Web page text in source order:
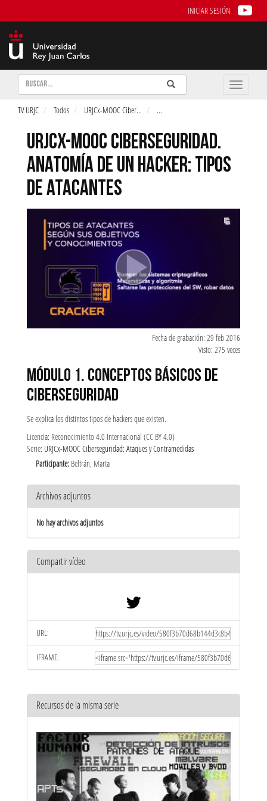
INICIAR SESIÓN
Buscar Enviar
Buscar
Toggle
TV URJC Todos URJCx-MOOC Ciber... ...
URJCX-MOOC CIBERSEGURIDAD.
ANATOMÍA DE UN HACKER: TIPOS
DE ATACANTES
Fecha de grabación: 29 feb 2016
Visto: 275 veces
MÓDULO 1. CONCEPTOS BÁSICOS DE
CIBERSEGURIDAD
Se explica los distintos tipos de hackers que existen.
Licencia: Reconocimiento 4.0 Internacional (CC BY 4.0)
Serie: URJCx-MOOC Ciberseguridad: Ataques y Contramedidas
Participante: Beltrán, Marta
Archivos adjuntos
No hay archivos adjuntos
Compartir vídeo
URL:
IFRAME:
Recursos de la misma serie